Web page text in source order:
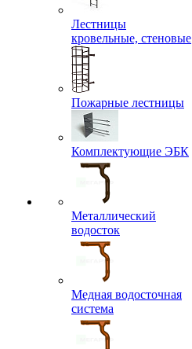
Лестницы
кровельные, стеновые
Пожарные лестницы
Комплектующие ЭБК
Металлический
водосток
Медная водосточная
система